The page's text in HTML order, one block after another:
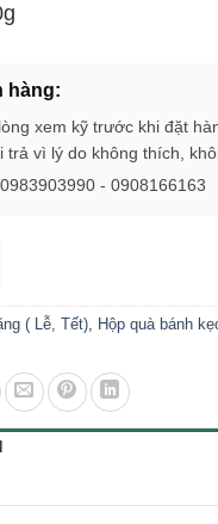
hàng:
xem kỹ trước khi đặt
trả vì lý do không thích,
- 0908166163
( Lễ, Tết) Hộp quà bánh